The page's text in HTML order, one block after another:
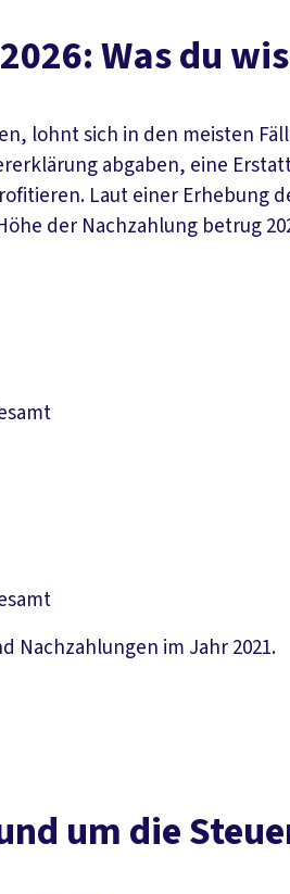
Was du
lohnt sich in den meisten
abgaben, eine
Laut einer Erhebung
der Nachzahlung betrug
Nachzahlungen im Jahr 2021.
um die